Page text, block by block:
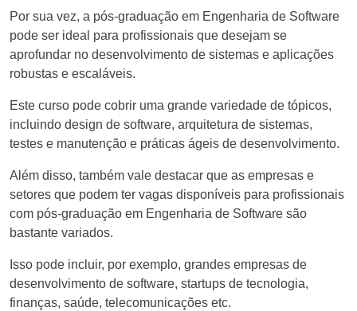
Por sua vez, a pós-graduação em Engenharia de Software
pode ser ideal para profissionais que desejam se
aprofundar no desenvolvimento de sistemas e aplicações
robustas e escaláveis.
Este curso pode cobrir uma grande variedade de tópicos,
incluindo design de software, arquitetura de sistemas,
testes e manutenção e práticas ágeis de desenvolvimento.
Além disso, também vale destacar que as empresas e
setores que podem ter vagas disponíveis para profissionais
com pós-graduação em Engenharia de Software são
bastante variados.
Isso pode incluir, por exemplo, grandes empresas de
desenvolvimento de software, startups de tecnologia,
finanças, saúde, telecomunicações etc.